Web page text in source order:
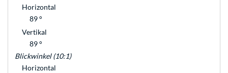
Horizontal
89 °
Vertikal
89 °
Blickwinkel (10:1)
Horizontal